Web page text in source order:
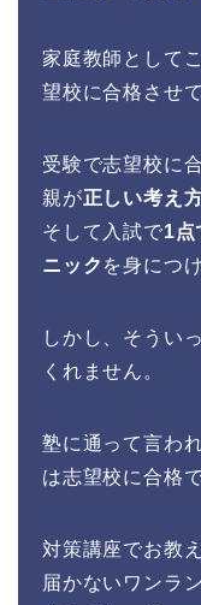
家庭教師として
望校に合格させ
受験で志望校に
親が正しい考え
そして入試で1点
ニック を身につ
しかし、そうい
くれません。
塾に通って言わ
は志望校に合格
対策講座でお教
届かないワンラ